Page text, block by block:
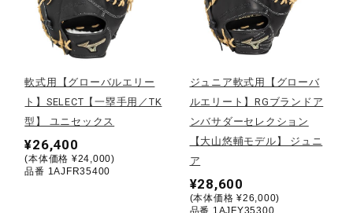
テニス／ソフトテニス
陸上競技
軟式用【グローバルエリー
ト】SELECT【一塁手用／TK
型】 ユニセックス
¥26,400
(本体価格 ¥24,000)
品番 1AJFR35400
ジュニア軟式用【グローバ
ルエリート】RGブランドア
ンバサダーセレクション
【大山悠輔モデル】 ジュニ
ア
¥28,600
(本体価格 ¥26,000)
品番 1AJFY35300